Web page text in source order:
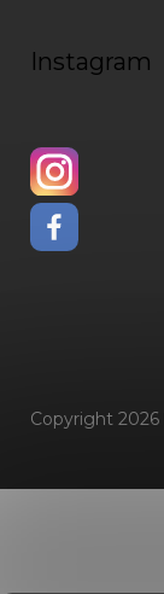
Instagram
Copyright 2026